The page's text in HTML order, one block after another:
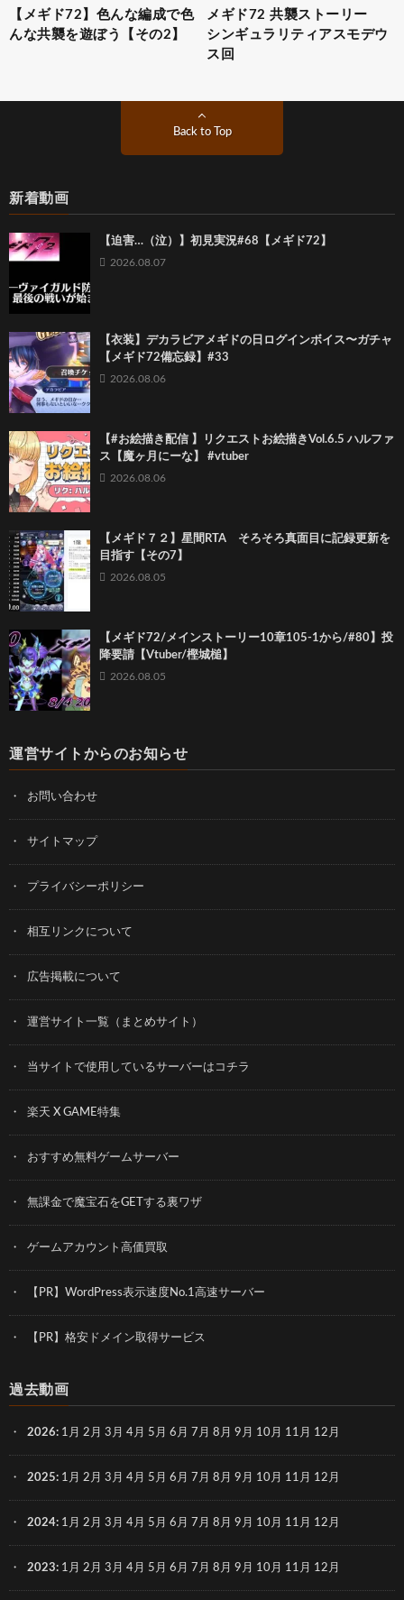
【メギド72】色んな編成で色
んな共襲を遊ぼう【その2】
メギド72 共襲ストーリー
シンギュラリティアスモデウ
ス回
Back to Top
新着動画
【迫害…（泣）】初見実況#68【メギド72】
2026.08.07
【衣装】デカラビアメギドの日ログインボイス〜ガチャ
【メギド72備忘録】#33
2026.08.06
【#お絵描き配信 】リクエストお絵描きVol.6.5 ハルファ
ス【魔ヶ月にーな】 #vtuber
2026.08.06
【メギド７２】星間RTA そろそろ真面目に記録更新を
目指す【その7】
2026.08.05
【メギド72/メインストーリー10章105-1から/#80】投
降要請【Vtuber/樫城槌】
2026.08.05
運営サイトからのお知らせ
お問い合わせ
サイトマップ
プライバシーポリシー
相互リンクについて
広告掲載について
運営サイト一覧（まとめサイト）
当サイトで使用しているサーバーはコチラ
楽天 X GAME特集
おすすめ無料ゲームサーバー
無課金で魔宝石をGETする裏ワザ
ゲームアカウント高価買取
【PR】WordPress表示速度No.1高速サーバー
【PR】格安ドメイン取得サービス
過去動画
2026: 1月 2月 3月 4月 5月 6月 7月 8月 9月 10月 11月 12月
2025: 1月 2月 3月 4月 5月 6月 7月 8月 9月 10月 11月 12月
2024: 1月 2月 3月 4月 5月 6月 7月 8月 9月 10月 11月 12月
2023: 1月 2月 3月 4月 5月 6月 7月 8月 9月 10月 11月 12月